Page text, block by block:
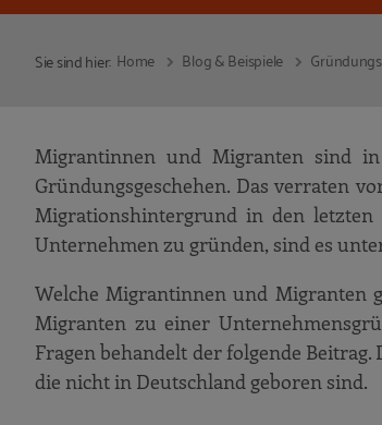
Sie sind hier: Home Blog & Beispiele
Migrantinnen und Migranten sind
Gründungsgeschehen. Das verraten
Migrationshintergrund in den letzten
Unternehmen zu gründen, sind es
Welche Migrantinnen und Migranten
Migranten zu einer
Fragen behandelt der folgende
die nicht in Deutschland geboren sind.